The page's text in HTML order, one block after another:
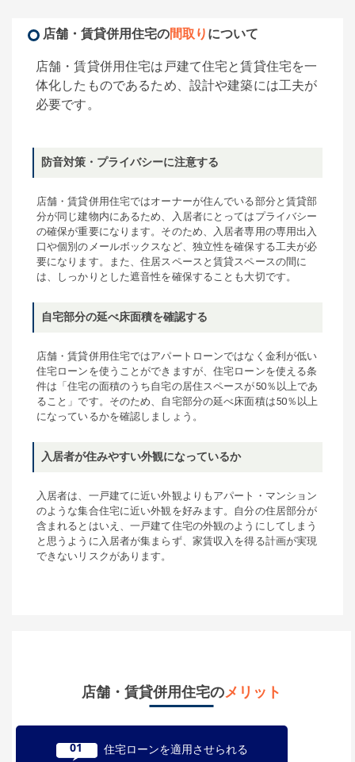
店舗・賃貸併用住宅の間取り について
店舗・賃貸併用住宅は戸建て住宅と賃貸住宅を一
体化したものであるため、設計や建築には工夫が
必要です。
防音対策・プライバシーに注意する
店舗・賃貸併用住宅ではオーナーが住んでいる部分と賃貸部
分が同じ建物内にあるため、入居者にとってはプライバシー
の確保が重要になります。そのため、入居者専用の専用出入
口や個別のメールボックスなど、独立性を確保する工夫が必
要になります。また、住居スペースと賃貸スペースの間に
は、しっかりとした遮音性を確保することも大切です。
自宅部分の延べ床面積を確認する
店舗・賃貸併用住宅ではアパートローンではなく金利が低い
住宅ローンを使うことができますが、住宅ローンを使える条
件は「住宅の面積のうち自宅の居住スペースが50％以上であ
ること」です。そのため、自宅部分の延べ床面積は50％以上
になっているかを確認しましょう。
入居者が住みやすい外観になっているか
入居者は、一戸建てに近い外観よりもアパート・マンション
のような集合住宅に近い外観を好みます。自分の住居部分が
含まれるとはいえ、一戸建て住宅の外観のようにしてしまう
と思うように入居者が集まらず、家賃収入を得る計画が実現
できないリスクがあります。
店舗・賃貸併用住宅のメリット
01 住宅ローンを適用させられる